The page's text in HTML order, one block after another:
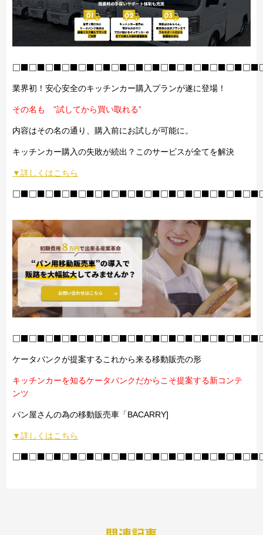
業界初！安心安全のキッチンカー購入プランが遂に登場！
その名も ”試してから買い取れる”
内容はその名の通り、購入前にお試しが可能に。
キッチンカー購入の失敗が続出？このサービスが全てを解決
▼詳しくはこちら
ケータバンクが提案するこれから来る移動販売の形
キッチンカーを知るケータバンクだからこそ提案する新コンテ
ンツ
パン屋さんの為の移動販売車「BACARRY]
▼詳しくはこちら